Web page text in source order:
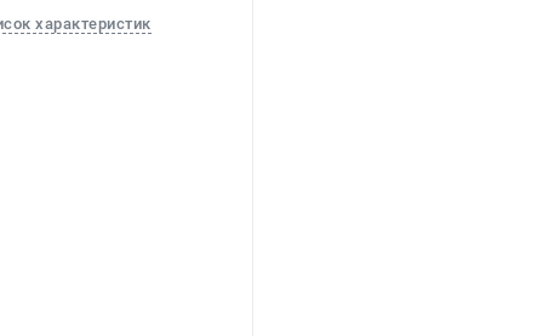
характеристик